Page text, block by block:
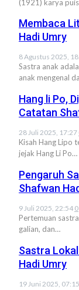
(1921) karya
Membaca
Hadi Umry
8 Agustus 2025,
Sastra anak
anak mengenal
Hang li Po,
Catatan
28 Juli 2025, 17:27
Kisah Hang Lipo
jejak Hang Li Po…
Pengaruh
Shafwan
9 Juli 2025, 22:54 0
Pertemuan
galian, dan…
Sastra
Hadi Umry
19 Juni 2025, 07:15